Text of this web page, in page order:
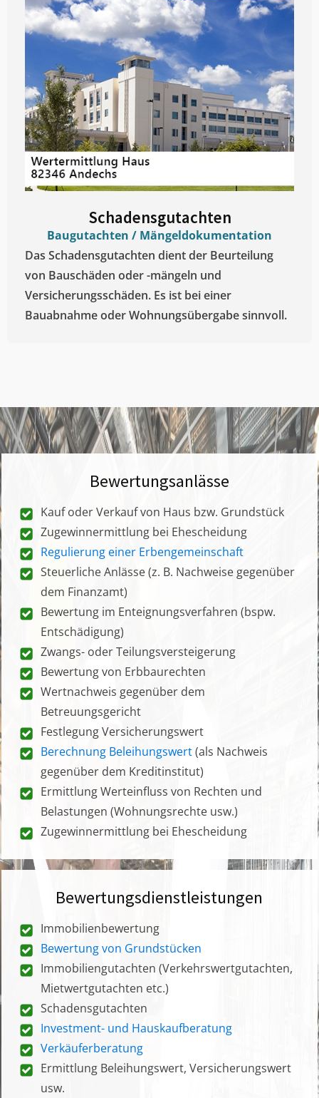
Schadensgutachten
Baugutachten / Mängeldokumentation
Das Schadensgutachten dient der Beurteilung
von Bauschäden oder -mängeln und
Versicherungsschäden. Es ist bei einer
Bauabnahme oder Wohnungsübergabe sinnvoll.
Bewertungsanlässe
Kauf oder Verkauf von Haus bzw. Grundstück
Zugewinnermittlung bei Ehescheidung
Regulierung einer Erbengemeinschaft
Steuerliche Anlässe (z. B. Nachweise gegenüber
dem Finanzamt)
Bewertung im Enteignungsverfahren (bspw.
Entschädigung)
Zwangs- oder Teilungsversteigerung
Bewertung von Erbbaurechten
Wertnachweis gegenüber dem
Betreuungsgericht
Festlegung Versicherungswert
Berechnung Beleihungswert(als Nachweis
gegenüber dem Kreditinstitut)
Ermittlung Werteinfluss von Rechten und
Belastungen (Wohnungsrechte usw.)
Zugewinnermittlung bei Ehescheidung
Bewertungsdienstleistungen
Immobilienbewertung
Bewertung von Grundstücken
Immobiliengutachten (Verkehrswertgutachten,
Mietwertgutachten etc.)
Schadensgutachten
Investment- und Hauskaufberatung
Verkäuferberatung
Ermittlung Beleihungswert, Versicherungswert
usw.